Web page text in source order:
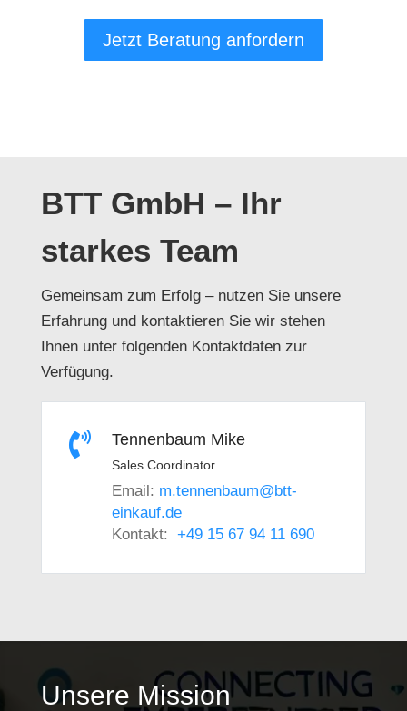
Jetzt Beratung anfordern
BTT GmbH – Ihr
starkes Team
Gemeinsam zum Erfolg – nutzen Sie unsere
Erfahrung und kontaktieren Sie wir stehen
Ihnen unter folgenden Kontaktdaten zur
Verfügung.
 Tennenbaum Mike
Sales Coordinator
Email: m.tennenbaum@btt-
einkauf.de
Kontakt: +49 15 67 94 11 690
Unsere Mission